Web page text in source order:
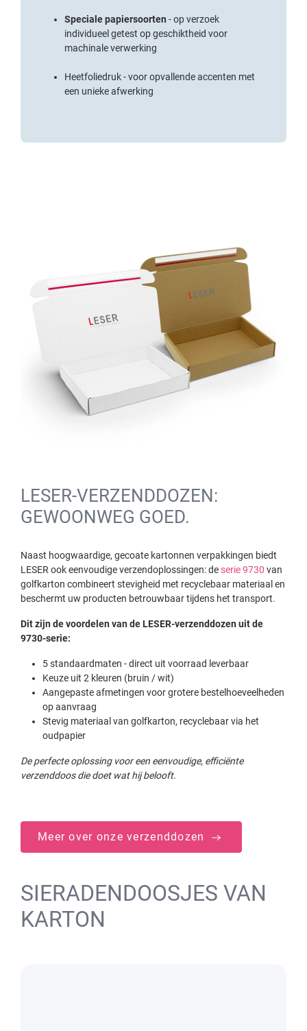
Speciale papiersoorten - op verzoek
individueel getest op geschiktheid voor
machinale verwerking
Heetfoliedruk- voor opvallende accenten met
een unieke afwerking
LESER-VERZENDDOZEN:
GEWOONWEG GOED.
Naast hoogwaardige, gecoate kartonnen verpakkingen biedt
LESER ook eenvoudige verzendoplossingen: deserie 9730 van
golfkarton combineert stevigheid met recyclebaar materiaal en
beschermt uw producten betrouwbaar tijdens het transport.
Dit zijn de voordelen van de LESER-verzenddozen uit de
9730-serie:
5 standaardmaten - direct uit voorraad leverbaar
Keuze uit 2 kleuren (bruin / wit)
Aangepaste afmetingen voor grotere bestelhoeveelheden
op aanvraag
Stevig materiaal van golfkarton, recyclebaar via het
oudpapier
De perfecte oplossing voor een eenvoudige, efficiënte
verzenddoos die doet wat hij belooft.
Meer over onze verzenddozen
SIERADENDOOSJES VAN
KARTON